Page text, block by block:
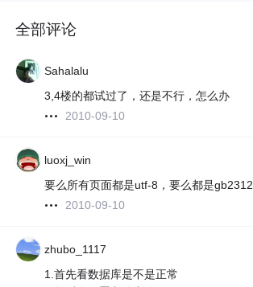
全部评论
Sahalalu
3,4楼的都试过了，还是不行，怎么办
2010-09-10
luoxj_win
要么所有页面都是utf-8，要么都是gb2312
2010-09-10
zhubo_1117
1.首先看数据库是不是正常